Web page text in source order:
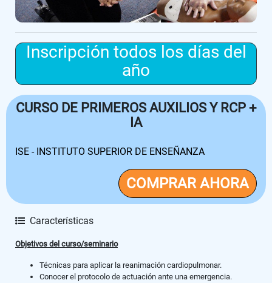
Inscripción todos los días del
año
CURSO DE PRIMEROS AUXILIOS Y RCP +
IA
ISE - INSTITUTO SUPERIOR DE ENSEÑANZA
COMPRAR AHORA
Características
Objetivos del curso/seminario
Técnicas para aplicar la reanimación cardiopulmonar.
Conocer el protocolo de actuación ante una emergencia.